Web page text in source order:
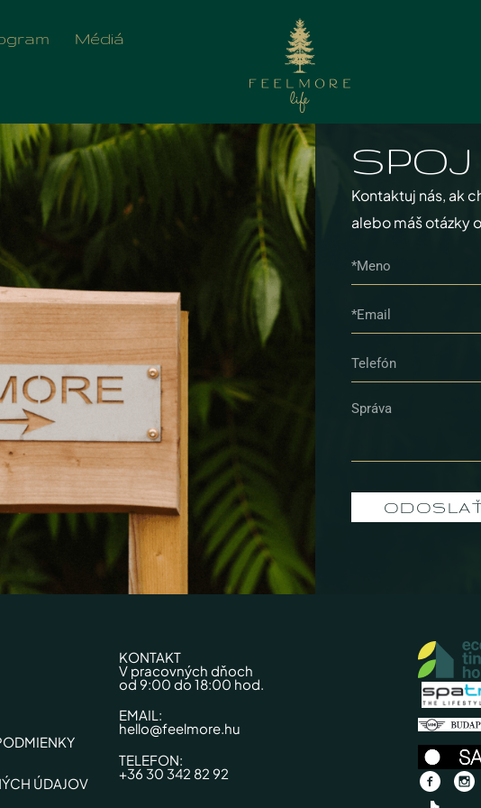
Médiá
Kontaktuj nás, ak
alebo máš otázky
ÚDAJOV
KONTAKT
V pracovných dňoch
od 9:00 do 18:00 hod.
EMAIL:
hello@feelmore.hu
TELEFON:
+36 30 342 82 92